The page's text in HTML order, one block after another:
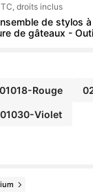
droits inclus
de stylos
de gâteaux -
d'argile -
01018-Rouge
01030-Violet